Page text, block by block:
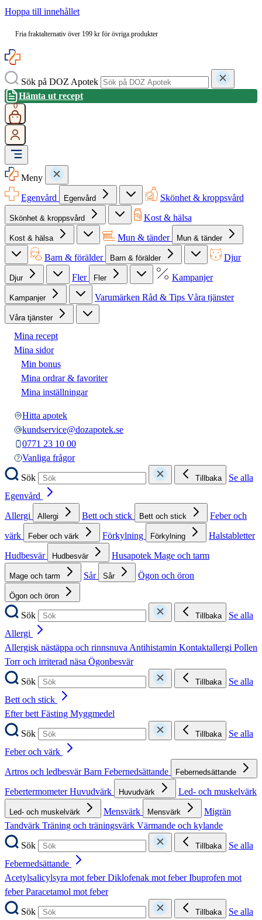
Hoppa till innehållet
Fria fraktalternativ över 199 kr för övriga produkter
Sök på DOZ Apotek
Hämta ut recept
0
Meny
Egenvård
Egenvård Skönhet & kroppsvård
Skönhet & kroppsvård Kost & hälsa
Kost & hälsa Mun & tänder Mun & tänder
Barn & förälder Barn & förälder Djur
Djur Fler Fler Kampanjer
Kampanjer Varumärken Råd & Tips Våra tjänster
Våra tjänster
Mina recept
Mina sidor
Min bonus
Mina ordrar & favoriter
Mina inställningar
Hitta apotek
kundservice@dozapotek.se
0771 23 10 00
Vanliga frågor
Sök
Tillbaka
Se alla
Egenvård
Allergi
Allergi Bett och stick Bett och stick
Feber och
värk
Feber och värk Förkylning Förkylning
Halstabletter
Hudbesvär
Hudbesvär Husapotek Mage och tarm
Mage och tarm Sår Sår Ögon och öron
Ögon och öron
Sök Tillbaka
Se alla
Allergi
Allergisk nästäppa och rinnsnuvaAntihistamin Kontaktallergi Pollen
Torr och irriterad näsa Ögonbesvär
Sök
Tillbaka
Se alla
Bett och stick
Efter bettFästing Myggmedel
Sök
Tillbaka
Se alla
Feber och värk
Artros och ledbesvärBarn Febernedsättande Febernedsättande
FebertermometerHuvudvärk Huvudvärk Led- och muskelvärk
Led- och muskelvärk Mensvärk Mensvärk
Migrän
Tandvärk Träning och träningsvärk Värmande och kylande
Sök
Tillbaka
Se alla
Febernedsättande
Acetylsalicylsyra mot feberDiklofenak mot feberIbuprofen mot
feberParacetamol mot feber
Sök
Tillbaka
Se alla